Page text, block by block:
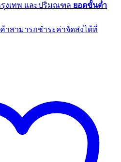
รุงเทพ และปริมณฑล ยอดขั้นต่ำ
าสามารถชำระค่าจัดส่งได้ที่